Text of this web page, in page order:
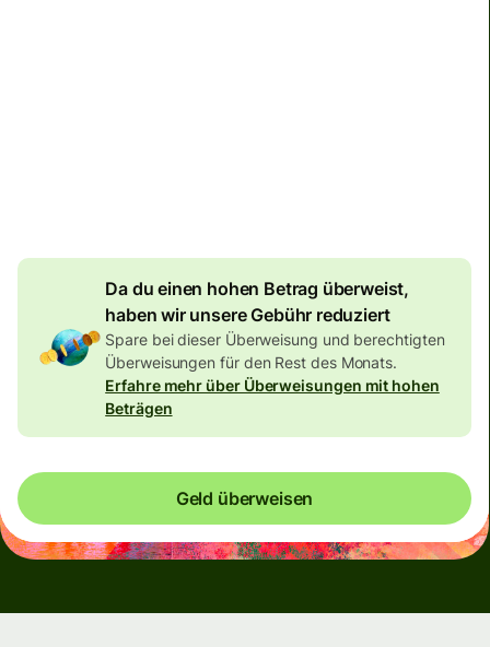
Da du einen hohen Betrag überweist,
haben wir unsere Gebühr reduziert
Spare bei dieser Überweisung und berechtigten
Überweisungen für den Rest des Monats.
Erfahre mehr über Überweisungen mit hohen
Beträgen
Geld überweisen